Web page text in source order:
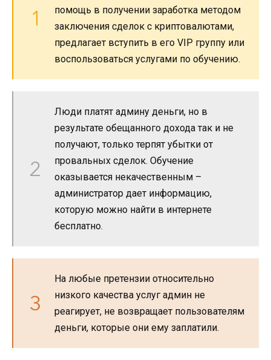
помощь в получении заработка методом
заключения сделок с криптовалютами,
предлагает вступить в его VIP группу или
воспользоваться услугами по обучению.
Люди платят админу деньги, но в
результате обещанного дохода так и не
получают, только терпят убытки от
провальных сделок. Обучение
оказывается некачественным –
администратор дает информацию,
которую можно найти в интернете
бесплатно.
На любые претензии относительно
низкого качества услуг админ не
реагирует, не возвращает пользователям
деньги, которые они ему заплатили.